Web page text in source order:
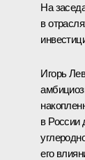
На
в
Игорь
в России
его